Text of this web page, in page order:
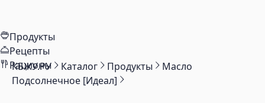
Продукты
Рецепты
Рационы
КБЖУ.РУ Каталог Продукты
Масло
Подсолнечное [Идеал]